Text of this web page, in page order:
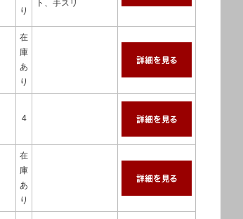
り
ト、手スリ
在
庫
あ
り
4
在
庫
あ
り